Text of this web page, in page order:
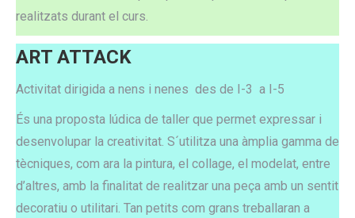
realitzats durant el curs.
ART ATTACK
Activitat dirigida a nens i nenes des de I-3 a I-5
És una proposta lúdica de taller que permet expressar i
desenvolupar la creativitat. S´utilitza una àmplia gamma de
tècniques, com ara la pintura, el collage, el modelat, entre
d’altres, amb la finalitat de realitzar una peça amb un sentit
decoratiu o utilitari. Tan petits com grans treballaran a